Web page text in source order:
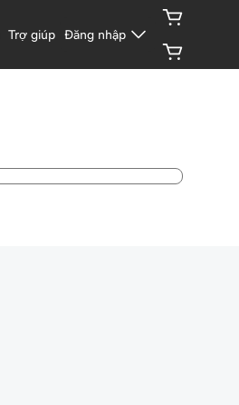
Trợ giúp Đăng nhập